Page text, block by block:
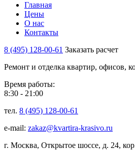
Главная
Цены
О нас
Контакты
8 (495) 128-00-61 Заказать расчет
Ремонт и отделка квартир, офисов,
Время работы:
8:30 - 21:00
тел. 8 (495) 128-00-61
e-mail: zakaz@kvartira-krasivo.ru
г. Москва, Открытое шоссе, д. 24,